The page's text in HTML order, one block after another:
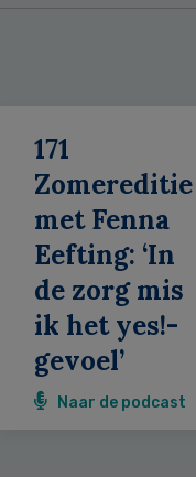
171
Zomereditie
met Fenna
Eefting: ‘In
de zorg mis
ik het yes!-
gevoel’
Naar de podcast